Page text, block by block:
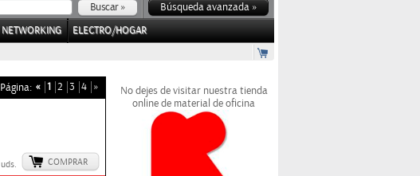
Búsqueda avanzada »
NETWORKING ELECTRO/HOGAR
Página: « 1 2 3 4 »
uds. COMPRAR
No dejes de visitar nuestra tienda
online de material de oficina